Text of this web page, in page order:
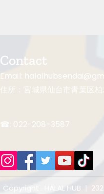
Contact
Email:
住所：宮城県仙台市青葉区柏
☎: 022-208-3587
Copyright . HALAL HUB |